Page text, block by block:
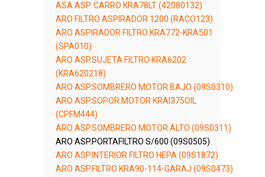
ASA ASP. CARRO KRA78LT (42080132)
ARO FILTRO ASPIRADOR 1200 (RACO123)
ARO ASPIRADOR FILTRO KRA772-KRA501
(SPA010)
ARO ASP.SUJETA FILTRO KRA6202
(KRA620218)
ARO ASP.SOMBRERO MOTOR BAJO (09S0310)
ARO ASP.SOPOR.MOTOR KRAI375OIL
(CPFM444)
ARO ASP.SOMBRERO MOTOR ALTO (09S0311)
ARO ASP.PORTAFILTRO S/600 (09S0505)
ARO ASP.INTERIOR FILTRO HEPA (09S1872)
ARO ASP.FILTRO KRA90-114-GARAJ (09S0473)